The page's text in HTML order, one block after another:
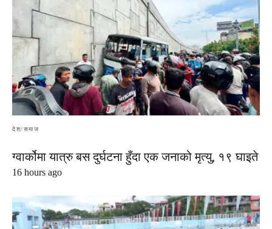
देश/समाज
ग्वार्कोमा यात्रु बस दुर्घटना हुँदा एक जनाको मृत्यु, १९ घाइते
16 hours ago